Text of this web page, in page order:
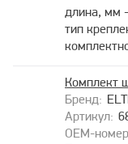
длина, мм
тип
Комплект